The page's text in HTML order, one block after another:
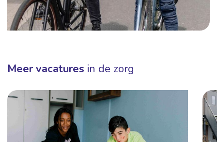
Meer vacatures in de zorg